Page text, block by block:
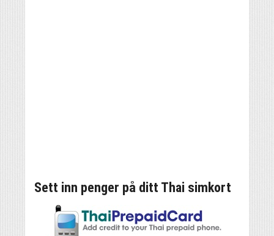
Sett inn penger på ditt Thai simkort